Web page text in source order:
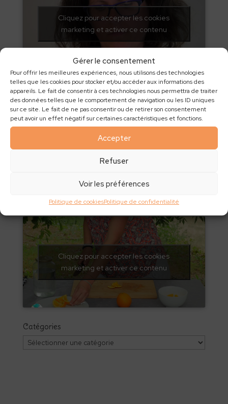
Gérer le consentement
Pour offrir les meilleures expériences, nous utilisons des technologies
telles que les cookies pour stocker et/ou accéder aux informations des
appareils. Le fait de consentir à ces technologies nous permettra de traiter
des données telles que le comportement de navigation ou les ID uniques
sur ce site. Le fait de ne pas consentir ou de retirer son consentement
peut avoir un effet négatif sur certaines caractéristiques et fonctions.
Accepter
Refuser
Voir les préférences
Politique de cookiesPolitique de confidentialité
Cliquez pour accepter les cookies
marketing et activer ce contenu
Tawashis
Cliquez pour accepter les cookies
marketing et activer ce contenu
Nettoyant multi-usage
Cliquez pour accepter les cookies
marketing et activer ce contenu
Catégories
Catégories